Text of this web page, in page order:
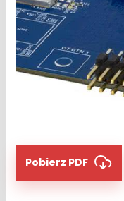
Pobierz PDF